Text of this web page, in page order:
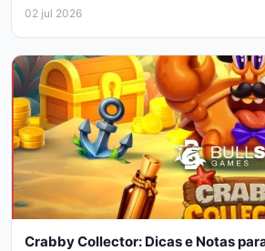
02 jul 2026
Crabby Collector: Dicas e Notas